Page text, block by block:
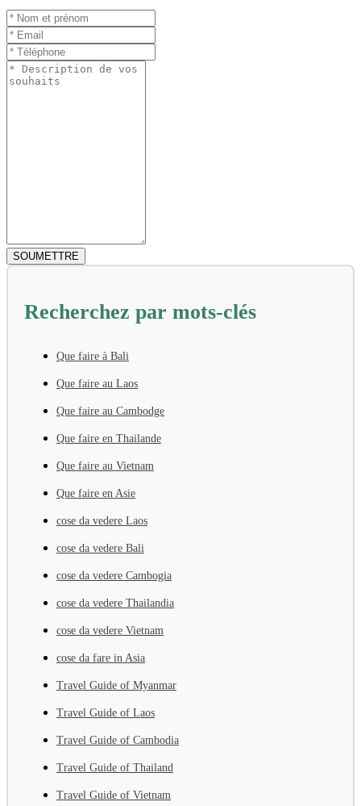
Recherchez par mots-clés
Que faire à Bali
Que faire au Laos
Que faire au Cambodge
Que faire en Thailande
Que faire au Vietnam
Que faire en Asie
cose da vedere Laos
cose da vedere Bali
cose da vedere Cambogia
cose da vedere Thailandia
cose da vedere Vietnam
cose da fare in Asia
Travel Guide of Myanmar
Travel Guide of Laos
Travel Guide of Cambodia
Travel Guide of Thailand
Travel Guide of Vietnam